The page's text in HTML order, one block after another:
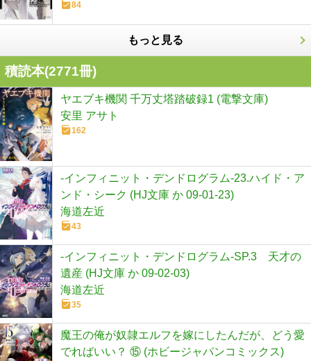
84
もっと見る
積読本(2771冊)
ヤエブキ機関 千万丈塔踏破録1 (電撃文庫)
安里 アサト
162
-インフィニット・デンドログラム-23.ハイド・ア
ンド・シーク (HJ文庫 か 09-01-23)
海道左近
43
-インフィニット・デンドログラム-SP.3 天才の
遺産 (HJ文庫 か 09-02-03)
海道左近
35
魔王の俺が奴隷エルフを嫁にしたんだが、どう愛
でればいい？ ⑮ (ホビージャパンコミックス)